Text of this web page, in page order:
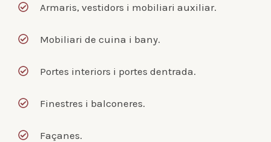
Armaris, vestidors i mobiliari auxiliar.
Mobiliari de cuina i bany.
Portes interiors i portes dentrada.
Finestres i balconeres.
Façanes.